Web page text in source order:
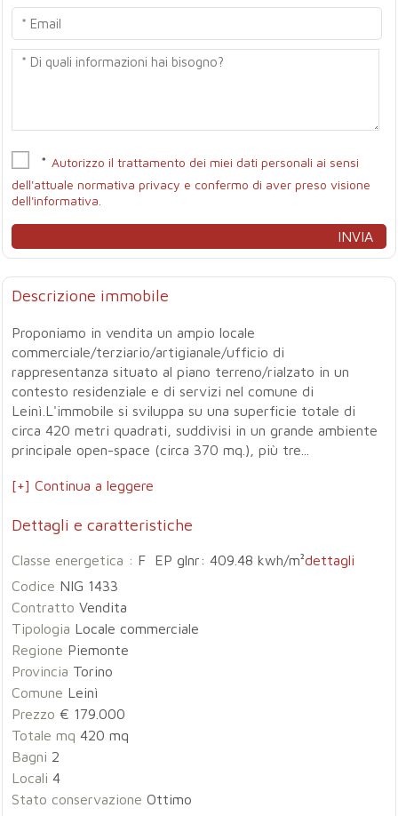
*Autorizzo il trattamento dei miei dati personali ai sensi
dell'attuale normativa privacy e confermo di aver preso visione
dell'informativa.
Descrizione immobile
Proponiamo in vendita un ampio locale
commerciale/terziario/artigianale/ufficio di
rappresentanza situato al piano terreno/rialzato in un
contesto residenziale e di servizi nel comune di
Leinì.L'immobile si sviluppa su una superficie totale di
circa 420 metri quadrati, suddivisi in un grande ambiente
principale open-space (circa 370 mq.), più tre...
[+] Continua a leggere
Dettagli e caratteristiche
Classe energetica : F EP glnr: 409.48 kwh/m²dettagli
Codice NIG 1433
Contratto Vendita
Tipologia Locale commerciale
Regione Piemonte
Provincia Torino
Comune Leinì
Prezzo € 179.000
Totale mq 420 mq
Bagni 2
Locali 4
Stato conservazione Ottimo